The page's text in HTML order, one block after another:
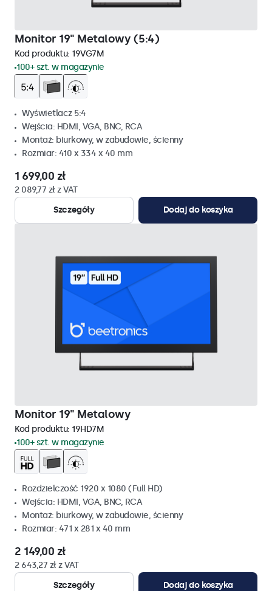
Monitor 19" Metalowy (5:4)
Kod produktu: 19VG7M
100+ szt. w magazynie
Wyświetlacz 5:4
Wejścia: HDMI, VGA, BNC, RCA
Montaż: biurkowy, w zabudowie, ścienny
Rozmiar: 410 x 334 x 40 mm
1 699,00 zł
2 089,77 zł z VAT
Szczegóły
Dodaj do koszyka
Monitor 19" Metalowy
Kod produktu: 19HD7M
100+ szt. w magazynie
Rozdzielczość 1920 x 1080 (Full HD)
Wejścia: HDMI, VGA, BNC, RCA
Montaż: biurkowy, w zabudowie, ścienny
Rozmiar: 471 x 281 x 40 mm
2 149,00 zł
2 643,27 zł z VAT
Szczegóły
Dodaj do koszyka